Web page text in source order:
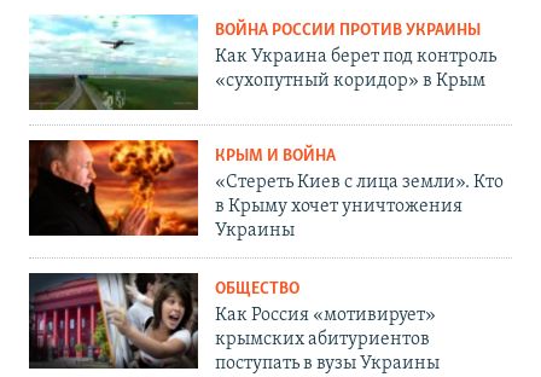
ВОЙНА РОССИИ ПРОТИВ УКРАИНЫ
Как Украина берет под контроль
«сухопутный коридор» в Крым
КРЫМ И ВОЙНА
«Стереть Киев с лица земли». Кто
в Крыму хочет уничтожения
Украины
ОБЩЕСТВО
Как Россия «мотивирует»
крымских абитуриентов
поступать в вузы Украины